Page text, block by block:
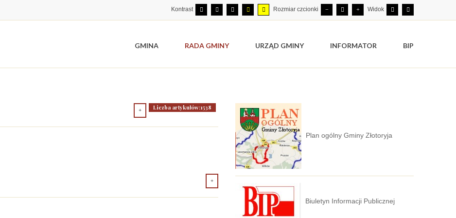
Kontrast Rozmiar czcionki Widok
GMINA RADA GMINY URZĄD GMINY INFORMATOR BIP
Liczba artykułów:1538
Liczba artykułów:3
Plan ogólny Gminy Złotoryja
Biuletyn Informacji Publicznej